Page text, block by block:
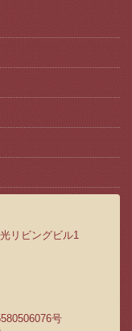
リビングビル1
号